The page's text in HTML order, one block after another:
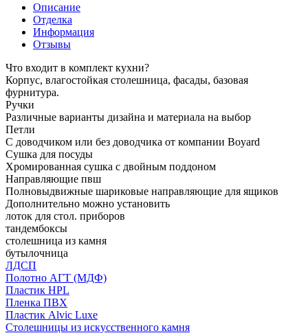
Описание
Отделка
Информация
Отзывы
Что входит в комплект кухни?
Корпус, влагостойкая столешница, фасады, базовая
фурнитура.
Ручки
Различные варианты дизайна и материала на выбор
Петли
С доводчиком или без доводчика от компании Boyard
Сушка для посуды
Хромированная сушка с двойным поддоном
Направляющие пвш
Полновыдвижные шариковые направляющие для ящиков
Дополнительно можно установить
лоток для стол. приборов
тандембоксы
столешница из камня
бутылочница
ЛДСП
Полотно АГТ (МДФ)
Пластик HPL
Пленка ПВХ
Пластик Alvic Luxe
Столешницы из искусственного камня